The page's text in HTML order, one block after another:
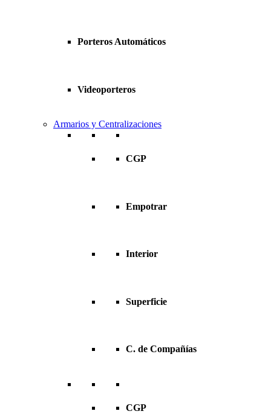
Porteros Automáticos
Videoporteros
Armarios y Centralizaciones
CGP
Empotrar
Interior
Superficie
C. de Compañías
CGP